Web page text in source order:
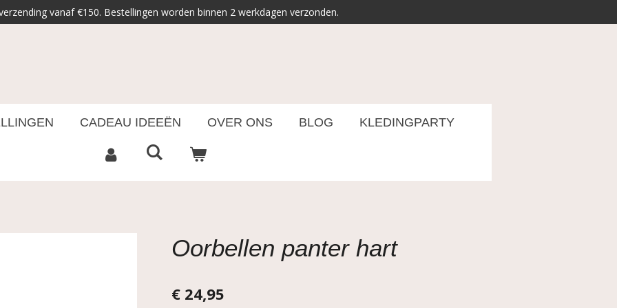
vanaf €150. Bestellingen worden binnen 2 werkdagen verzonden.
CADEAU IDEEËN OVER ONS BLOG KLEDINGPARTY
Oorbellen panter hart
€ 24,95